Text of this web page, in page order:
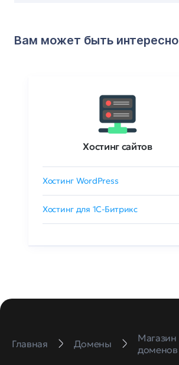
Вам может быть интересно
Хостинг сайтов
Хостинг WordPress
Хостинг для 1C-Битрикс
Главная Домены
Магазин
доменов